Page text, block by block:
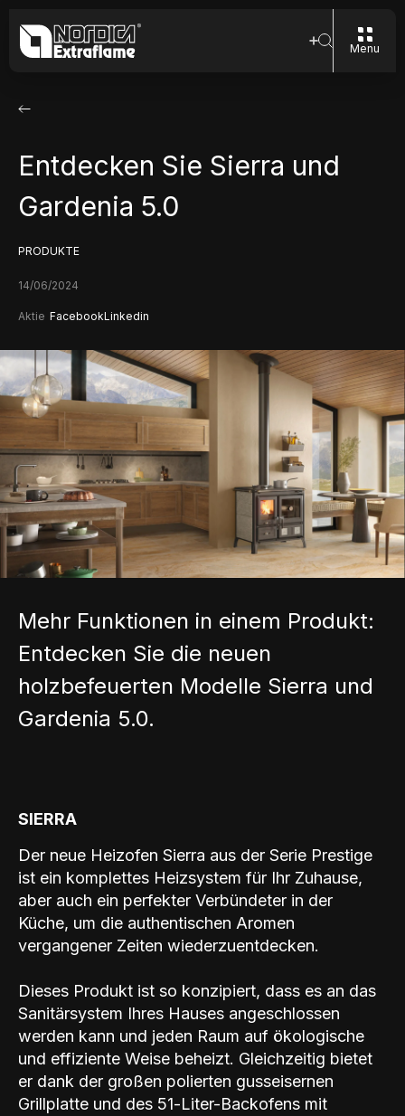
Menu
Entdecken Sie Sierra und
Gardenia 5.0
PRODUKTE
14/06/2024
Aktie FacebookLinkedin
Mehr Funktionen in einem Produkt:
Entdecken Sie die neuen
holzbefeuerten Modelle Sierra und
Gardenia 5.0.
SIERRA
Der neue Heizofen Sierra aus der Serie Prestige
ist ein komplettes Heizsystem für Ihr Zuhause,
aber auch ein perfekter Verbündeter in der
Küche, um die authentischen Aromen
vergangener Zeiten wiederzuentdecken.
Dieses Produkt ist so konzipiert, dass es an das
Sanitärsystem Ihres Hauses angeschlossen
werden kann und jeden Raum auf ökologische
und effiziente Weise beheizt. Gleichzeitig bietet
er dank der großen polierten gusseisernen
Grillplatte und des 51-Liter-Backofens mit